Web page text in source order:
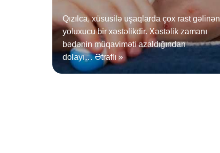
Qızılca, xüsusilə uşaqlarda çox rast gəlinən
yoluxucu bir xəstəlikdir. Xəstəlik zamanı
bədənin müqaviməti azaldığından
dolayı…Ətraflı »